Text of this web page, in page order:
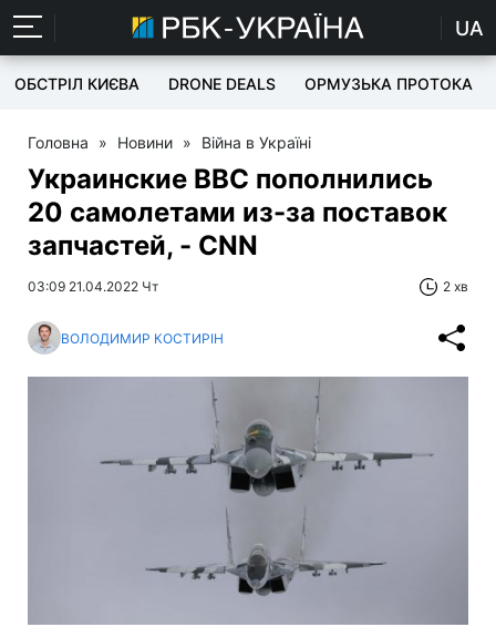
UA
ОБСТРІЛ КИЄВА DRONE DEALS ОРМУЗЬКА ПРОТОКА
Головна » Новини » Війна в Україні
Украинские ВВС пополнились
20 самолетами из-за поставок
запчастей, - CNN
03:09 21.04.2022 Чт 2 хв
ВОЛОДИМИР КОСТИРІН